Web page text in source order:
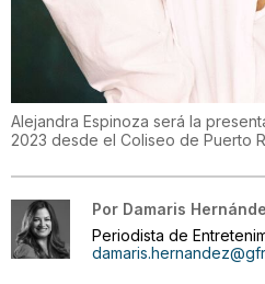
Alejandra Espinoza será la
2023 desde el Coliseo de Puerto
Por Damaris
Periodista de